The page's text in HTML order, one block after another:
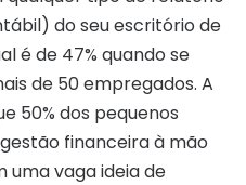
do seu escritório de
é de 47% quando se
de 50 empregados. A
50% dos pequenos
financeira à mão
uma vaga ideia de